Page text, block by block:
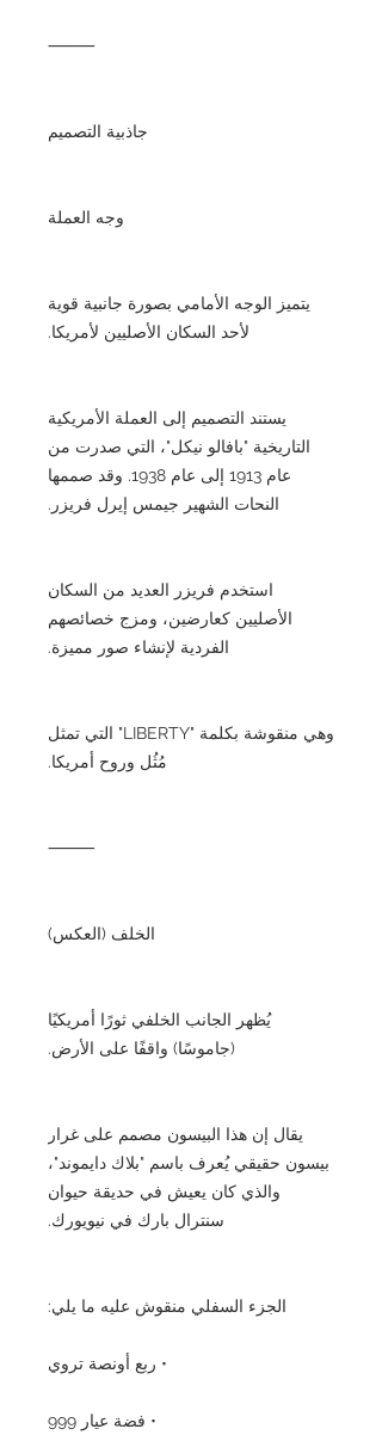
⸻
جاذبية التصميم
وجه العملة
يتميز الوجه الأمامي بصورة جانبية قوية
لأحد السكان الأصليين لأمريكا.
يستند التصميم إلى العملة الأمريكية
التاريخية "بافالو نيكل"، التي صدرت من
عام 1913 إلى عام 1938. وقد صممها
النحات الشهير جيمس إيرل فريزر.
استخدم فريزر العديد من السكان
الأصليين كعارضين، ومزج خصائصهم
الفردية لإنشاء صور مميزة.
وهي منقوشة بكلمة "LIBERTY" التي تمثل
مُثُل وروح أمريكا.
⸻
الخلف (العكس)
يُظهر الجانب الخلفي ثورًا أمريكيًا
(جاموسًا) واقفًا على الأرض.
يقال إن هذا البيسون مصمم على غرار
بيسون حقيقي يُعرف باسم "بلاك دايموند"،
والذي كان يعيش في حديقة حيوان
سنترال بارك في نيويورك.
الجزء السفلي منقوش عليه ما يلي:
• ربع أونصة تروي
• فضة عيار 999